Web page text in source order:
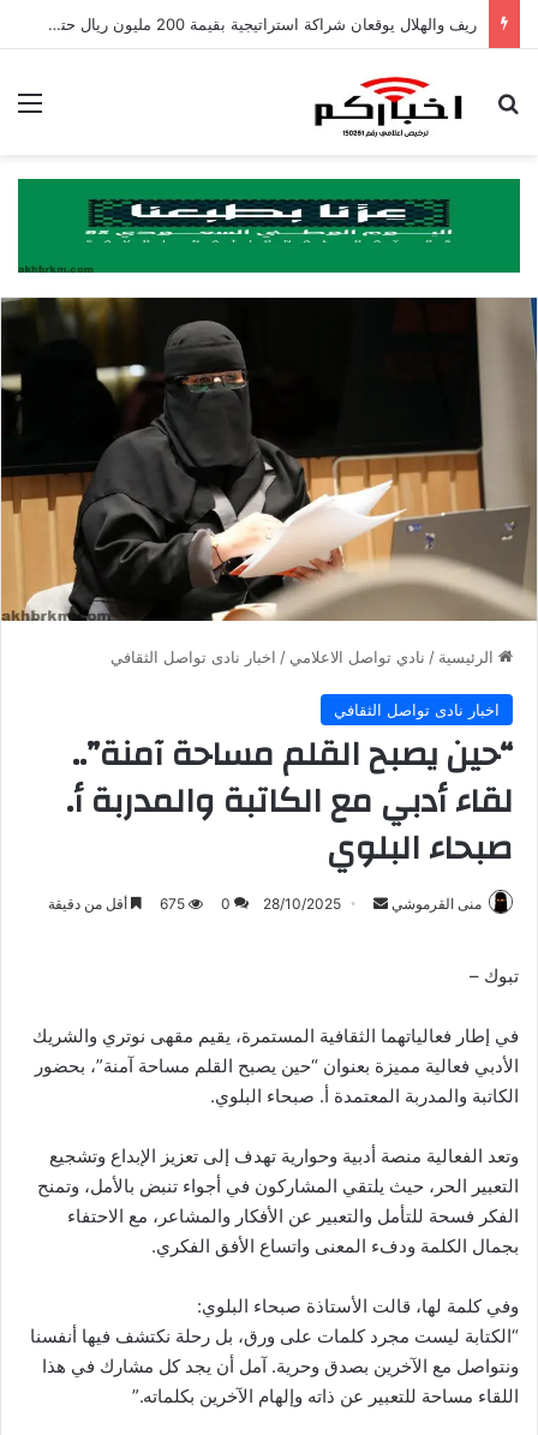
ريف والهلال يوقعان شراكة استراتيجية بقيمة 200 مليون ريال حتى عام 2031
بحث عن
الرئيسية / نادي تواصل الاعلامي / اخبار نادى تواصل الثقافي
اخبار نادى تواصل الثقافي
“حين يصبح القلم مساحة آمنة”..
لقاء أدبي مع الكاتبة والمدربة أ.
صبحاء البلوي
منى القرموشي
أرسل 28/10/2025
0
675 أقل من دقيقة
تبوك –
في إطار فعالياتهما الثقافية المستمرة، يقيم مقهى نوتري والشريك
الأدبي فعالية مميزة بعنوان “حين يصبح القلم مساحة آمنة”، بحضور
الكاتبة والمدربة المعتمدة أ. صبحاء البلوي.
وتعد الفعالية منصة أدبية وحوارية تهدف إلى تعزيز الإبداع وتشجيع
التعبير الحر، حيث يلتقي المشاركون في أجواء تنبض بالأمل، وتمنح
الفكر فسحة للتأمل والتعبير عن الأفكار والمشاعر، مع الاحتفاء
بجمال الكلمة ودفء المعنى واتساع الأفق الفكري.
وفي كلمة لها، قالت الأستاذة صبحاء البلوي:
“الكتابة ليست مجرد كلمات على ورق، بل رحلة نكتشف فيها أنفسنا
ونتواصل مع الآخرين بصدق وحرية. آمل أن يجد كل مشارك في هذا
اللقاء مساحة للتعبير عن ذاته وإلهام الآخرين بكلماته.”